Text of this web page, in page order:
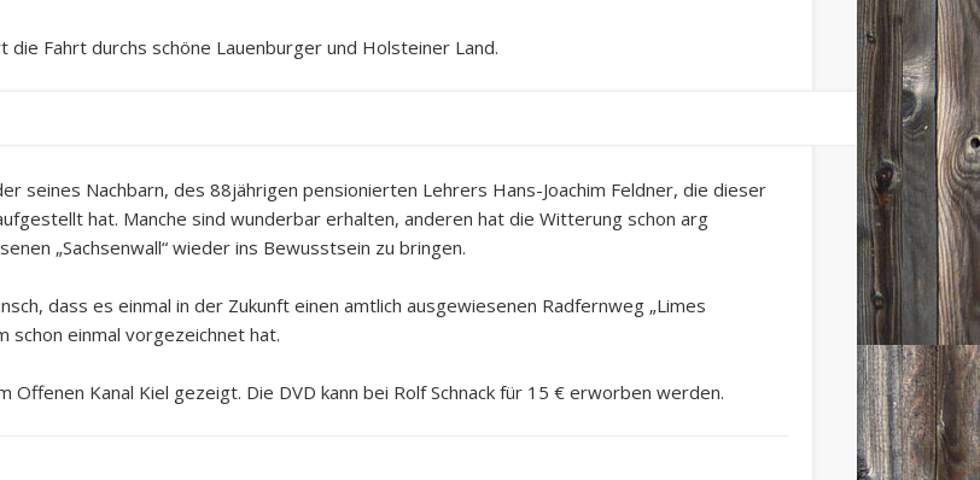
Fahrt durchs schöne Lauenburger und Holsteiner Land.
seines Nachbarn, des 88jährigen pensionierten Lehrers Hans-Joachim Feldner, die dieser
hat. Manche sind wunderbar erhalten, anderen hat die Witterung schon arg
„Sachsenwall“ wieder ins Bewusstsein zu bringen.
dass es einmal in der Zukunft einen amtlich ausgewiesenen Radfernweg „Limes
schon einmal vorgezeichnet hat.
Kanal Kiel gezeigt. Die DVD kann bei Rolf Schnack für 15 € erworben werden.